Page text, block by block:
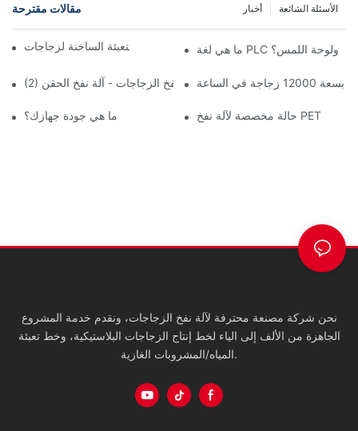
مقالات مقترحة الأسئلة الشائعة أخبار
ما هي لغة PLC ولوحة اللمس؟
(2) تصنيف وتقديم آلة نفخ الزجاجات - آلة نفخ الحقن في الساعة
ما هي جودة جهازك؟ حالة مخصصة لآلة نفخ PET
نحن شركة مصنعة محترفة لآلة نفخ الزجاجات، ونقدم خدمة المشروع
الجاهزة من الألف إلى الياء لخط إنتاج الزجاجات البلاستيكية، وخط تعبئة
المياه/المشروبات الغازية.